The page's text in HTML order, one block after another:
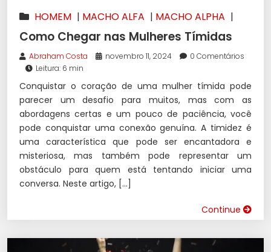
HOMEM | MACHO ALFA | MACHO ALPHA |
SEDUÇÃO
Como Chegar nas Mulheres Tímidas
Abraham Costa novembro 11, 2024
0 Comentários
Leitura: 6 min
Conquistar o coração de uma mulher tímida pode
parecer um desafio para muitos, mas com as
abordagens certas e um pouco de paciência, você
pode conquistar uma conexão genuína. A timidez é
uma característica que pode ser encantadora e
misteriosa, mas também pode representar um
obstáculo para quem está tentando iniciar uma
conversa. Neste artigo, […]
Continue